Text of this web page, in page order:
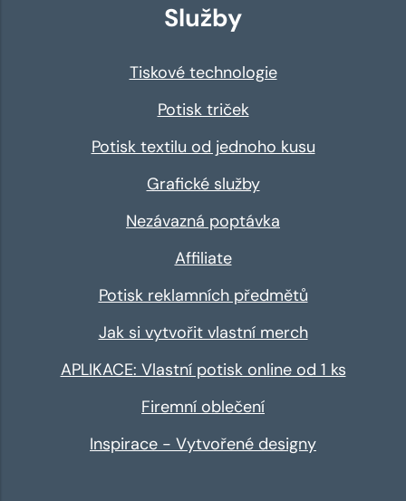
Služby
Tiskové technologie
Potisk triček
Potisk textilu od jednoho kusu
Grafické služby
Nezávazná poptávka
Affiliate
Potisk reklamních předmětů
Jak si vytvořit vlastní merch
APLIKACE: Vlastní potisk online od 1 ks
Firemní oblečení
Inspirace - Vytvořené designy